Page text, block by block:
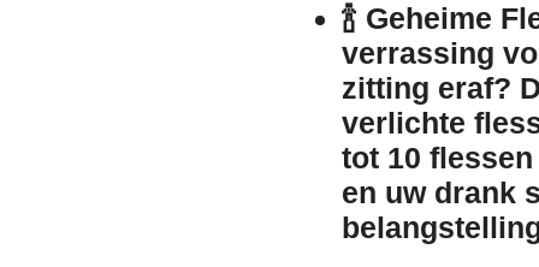
🍾 Geheime
verrassing
zitting eraf?
verlichte
tot 10
en uw drank